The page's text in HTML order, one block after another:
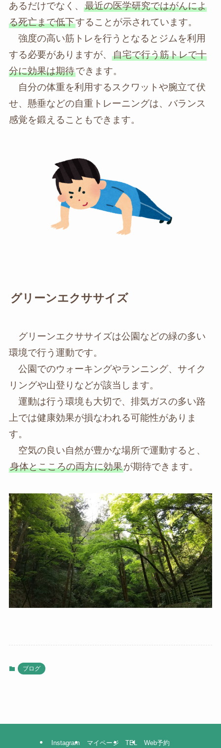
あるだけでなく、 最近の医学研究ではがんによ
る死亡まで低下することが示されています。
強度の高い筋トレを行うとなるとジムを利用
する必要がありますが、 自宅で行う筋トレで十
分に効果は期待できます。
自分の体重を利用するスクワットや腕立て伏
せ、懸垂などの自重トレーニングは、バランス
感覚を鍛えることもできます。
グリーンエクササイズ
グリーンエクササイズは公園などの緑の多い
環境で行う運動です。
公園でのウォーキングやランニング、サイク
リングや山登りなどが該当します。
運動は行う環境も大切で、排気ガスの多い路
上では健康効果が損なわれる可能性がありま
す。
空気の良い自然が豊かな場所で運動すると、
身体とこころの両方に効果が期待できます。
ブログ
Instagram マイページ TEL Web予約